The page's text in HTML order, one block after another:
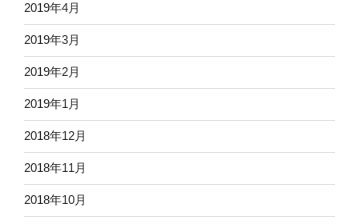
2019年4月
2019年3月
2019年2月
2019年1月
2018年12月
2018年11月
2018年10月